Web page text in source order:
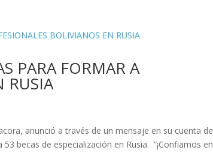
PARA FORMAR A
RUSIA
anunció a través de un mensaje en su cuenta de
becas de especialización en Rusia. “¡Confiamos en